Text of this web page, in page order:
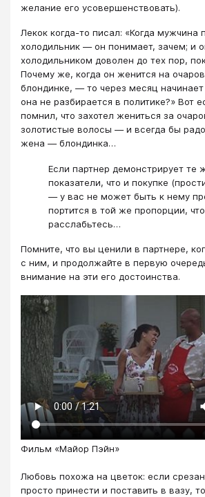
желание его усовершенствовать).
Лекок когда-то писал: «Когда мужчина
холодильник — он понимает, зачем; и
холодильником доволен до тех пор,
Почему же, когда он женится на
блондинке, — то через месяц начинает
она не разбирается в политике?» Вот
помнил, что захотел жениться за
золотистые волосы — и всегда бы
жена — блондинка…
Если партнер демонстрирует те
показатели, что и покупке
— у вас не может быть к нему
портится в той же пропорции,
расслабьтесь…
Помните, что вы ценили в партнере,
с ним, и продолжайте в первую
внимание на эти его достоинства.
Фильм «Майор Пэйн»
Любовь похожа на цветок: если
просто принести и поставить в вазу,